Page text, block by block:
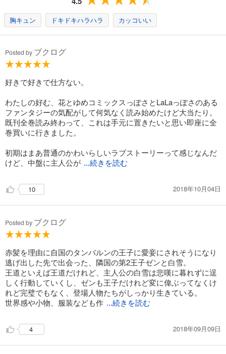
赤髪の白雪姫 17巻
試し読み
あらすじを表示する
赤髪の白雪姫 18巻
カート
あらすじを表示する
赤髪の白雪姫 20巻
594 円 (税込)
カート
赤髪の白雪姫 21巻
胸キュン ドキドキハラハラ カッコいい
Posted by ブクログ
好きで好きで仕方ない。
わたしの好む、花とゆめコミックスっぽさとLaLaっぽさのある
ファンタジーの気配がして何気なく読み始めたけど大当たり。
既刊全巻読み終わって、これは手元に置きたいと思い即座に全
巻買いに行きました。
初期はまあ普通のかわいらしいラブストーリーって感じなんだ
けど、中盤に主人公が ...続きを読む
10 2018年10月04日
Posted by ブクログ
赤髪を理由に自国のタンバルンの王子に愛妾にされそうになり
逃げ出した先で出会った、隣国の第2王子ゼンと白雪。
王道といえば王道だけれど、主人公の白雪は悲嘆に暮れずに逞
しく行動していくし、ゼンも王子だけれど変に偉ぶってなくけ
れど完璧でもなく、登場人物たちがしっかり生きている。
世界感や小物、服装なども作 ...続きを読む
4 2018年09月09日